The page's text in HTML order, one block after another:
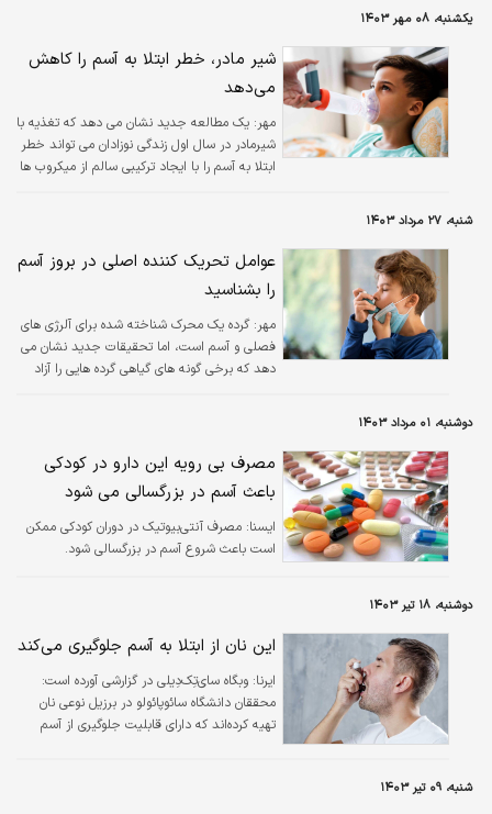
یکشنبه، ۰۸ مهر ۱۴۰۳
شیر مادر، خطر ابتلا به آسم را کاهش
می‌دهد
مهر: یک مطالعه جدید نشان می دهد که تغذیه با
شیرمادر در سال اول زندگی نوزادان می تواند خطر
ابتلا به آسم را با ایجاد ترکیبی سالم از میکروب ها
شنبه، ۲۷ مرداد ۱۴۰۳
عوامل تحریک کننده اصلی در بروز آسم
را بشناسید
مهر:گرده یک محرک شناخته شده برای آلرژی های
فصلی و آسم است، اما تحقیقات جدید نشان می
دهد که برخی گونه های گیاهی گرده هایی را آزاد
دوشنبه، ۰۱ مرداد ۱۴۰۳
مصرف بی رویه این دارو در کودکی
باعث آسم در بزرگسالی می شود
ايسنا: مصرف آنتی‌بیوتیک در دوران کودکی ممکن
است باعث شروع آسم در بزرگسالی شود.
دوشنبه، ۱۸ تیر ۱۴۰۳
این نان از ابتلا به آسم جلوگیری می‌کند
ایرنا: وبگاه سای‌تِک‌دِیلی در گزارشی آورده است:
محققان دانشگاه سائوپائولو در برزیل نوعی نان
تهیه کرده‌اند که دارای قابلیت جلوگیری از آسم
شنبه، ۰۹ تیر ۱۴۰۳